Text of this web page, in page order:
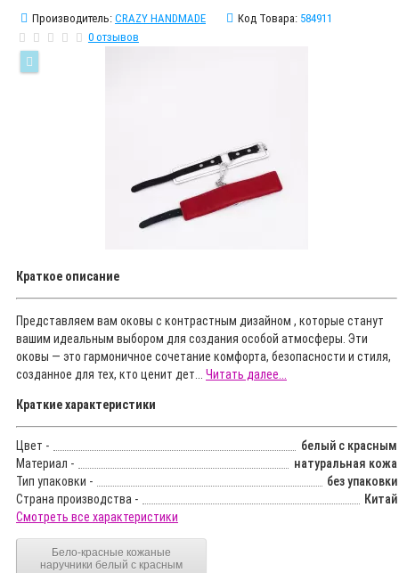
Производитель: CRAZY HANDMADE Код Товара: 584911
0 отзывов
Краткое описание
Представляем вам оковы с контрастным дизайном , которые станут
вашим идеальным выбором для создания особой атмосферы. Эти
оковы — это гармоничное сочетание комфорта, безопасности и стиля,
созданное для тех, кто ценит дет... Читать далее...
Краткие характеристики
Цвет -
белый с красным
Материал -
натуральная кожа
Тип упаковки -
без упаковки
Страна производства -
Китай
Смотреть все характеристики
Бело-красные кожаные
наручники белый с красным